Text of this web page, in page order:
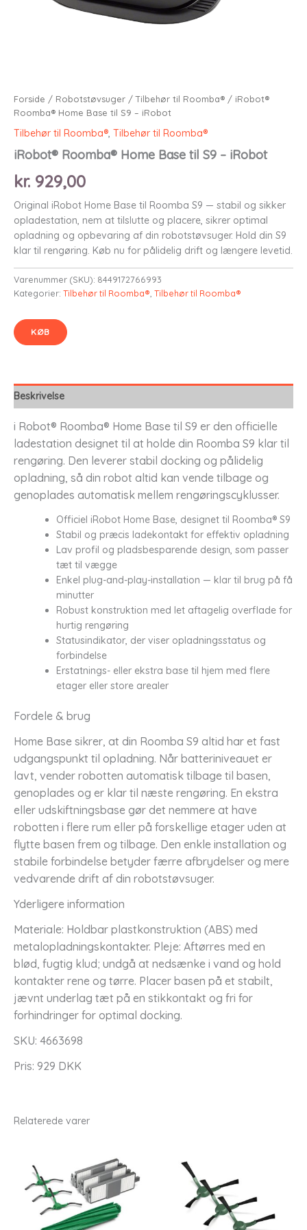
Forside / Robotstøvsuger /Tilbehør til Roomba® / iRobot®
Roomba® Home Base til S9 – iRobot
Tilbehør til Roomba®, Tilbehør til Roomba®
iRobot® Roomba® Home Base til S9 – iRobot
kr. 929,00
Original iRobot Home Base til Roomba S9 — stabil og sikker
opladestation, nem at tilslutte og placere, sikrer optimal
opladning og opbevaring af din robotstøvsuger. Hold din S9
klar til rengøring. Køb nu for pålidelig drift og længere levetid.
Varenummer (SKU): 8449172766993
Kategorier: Tilbehør til Roomba® Tilbehør til Roomba®
KØB
Beskrivelse
i Robot® Roomba® Home Base til S9 er den officielle
ladestation designet til at holde din Roomba S9 klar til
rengøring. Den leverer stabil docking og pålidelig
opladning, så din robot altid kan vende tilbage og
genoplades automatisk mellem rengøringscyklusser.
Officiel iRobot Home Base, designet til Roomba® S9
Stabil og præcis ladekontakt for effektiv opladning
Lav profil og pladsbesparende design, som passer
tæt til vægge
Enkel plug-and-play-installation — klar til brug på få
minutter
Robust konstruktion med let aftagelig overflade for
hurtig rengøring
Statusindikator, der viser opladningsstatus og
forbindelse
Erstatnings- eller ekstra base til hjem med flere
etager eller store arealer
Fordele & brug
Home Base sikrer, at din Roomba S9 altid har et fast
udgangspunkt til opladning. Når batteriniveauet er
lavt, vender robotten automatisk tilbage til basen,
genoplades og er klar til næste rengøring. En ekstra
eller udskiftningsbase gør det nemmere at have
robotten i flere rum eller på forskellige etager uden at
flytte basen frem og tilbage. Den enkle installation og
stabile forbindelse betyder færre afbrydelser og mere
vedvarende drift af din robotstøvsuger.
Yderligere information
Materiale: Holdbar plastkonstruktion (ABS) med
metalopladningskontakter. Pleje: Aftørres med en
blød, fugtig klud; undgå at nedsænke i vand og hold
kontakter rene og tørre. Placer basen på et stabilt,
jævnt underlag tæt på en stikkontakt og fri for
forhindringer for optimal docking.
SKU: 4663698
Pris: 929 DKK
Relaterede varer